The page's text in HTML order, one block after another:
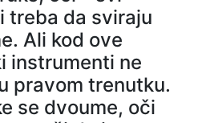
treba da sviraju
Ali kod ove
instrumenti ne
pravom trenutku.
se dvoume, oči